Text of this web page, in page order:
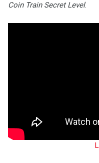
Coin Train Secret Level.